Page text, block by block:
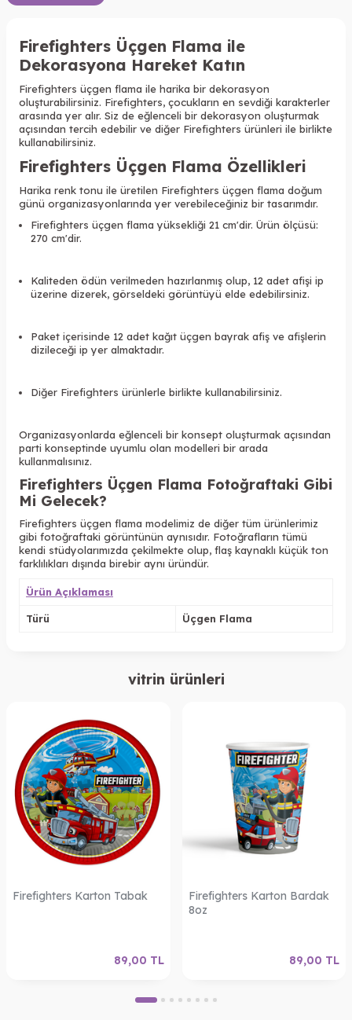
Firefighters Üçgen Flama ile
Dekorasyona Hareket Katın
Firefighters üçgen flama ile harika bir dekorasyon
oluşturabilirsiniz. Firefighters, çocukların en sevdiği karakterler
arasında yer alır. Siz de eğlenceli bir dekorasyon oluşturmak
açısından tercih edebilir ve diğer Firefighters ürünleri ile birlikte
kullanabilirsiniz.
Firefighters Üçgen Flama Özellikleri
Harika renk tonu ile üretilen Firefighters üçgen flama doğum
günü organizasyonlarında yer verebileceğiniz bir tasarımdır.
Firefighters üçgen flama yüksekliği 21 cm'dir. Ürün ölçüsü:
270 cm'dir.
Kaliteden ödün verilmeden hazırlanmış olup, 12 adet afişi ip
üzerine dizerek, görseldeki görüntüyü elde edebilirsiniz.
Paket içerisinde 12 adet kağıt üçgen bayrak afiş ve afişlerin
dizileceği ip yer almaktadır.
Diğer Firefighters ürünlerle birlikte kullanabilirsiniz.
Organizasyonlarda eğlenceli bir konsept oluşturmak açısından
parti konseptinde uyumlu olan modelleri bir arada
kullanmalısınız.
Firefighters Üçgen Flama Fotoğraftaki Gibi
Mi Gelecek?
Firefighters üçgen flama modelimiz de diğer tüm ürünlerimiz
gibi fotoğraftaki görüntünün aynısıdır. Fotoğrafların tümü
kendi stüdyolarımızda çekilmekte olup, flaş kaynaklı küçük ton
farklılıkları dışında birebir aynı üründür.
Ürün Açıklaması
Türü Üçgen Flama
vitrin ürünleri
Firefighters Karton Tabak
89,00 TL
Firefighters Karton Bardak
8oz
89,00 TL